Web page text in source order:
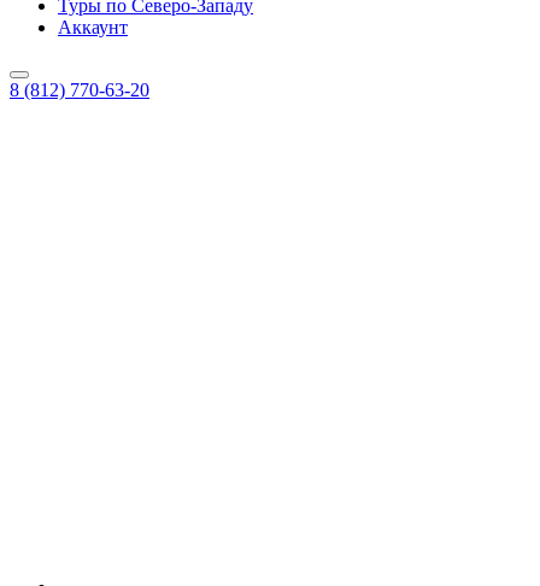
Туры по Северо-Западу
Аккаунт
8 (812) 770-63-20